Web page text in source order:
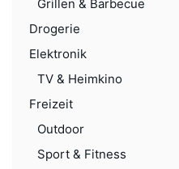
Grillen & Barbecue
Drogerie
Elektronik
TV & Heimkino
Freizeit
Outdoor
Sport & Fitness